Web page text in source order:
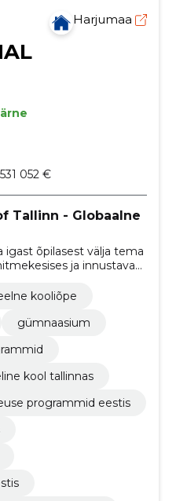
Harjumaa
052 €
Tallinn - Globaalne
igast õpilasest välja tema
ja innustavas
mitut võõrkeelt ning
õppetingimused.
kooliõpe
gümnaasium
kool tallinnas
programmid eestis